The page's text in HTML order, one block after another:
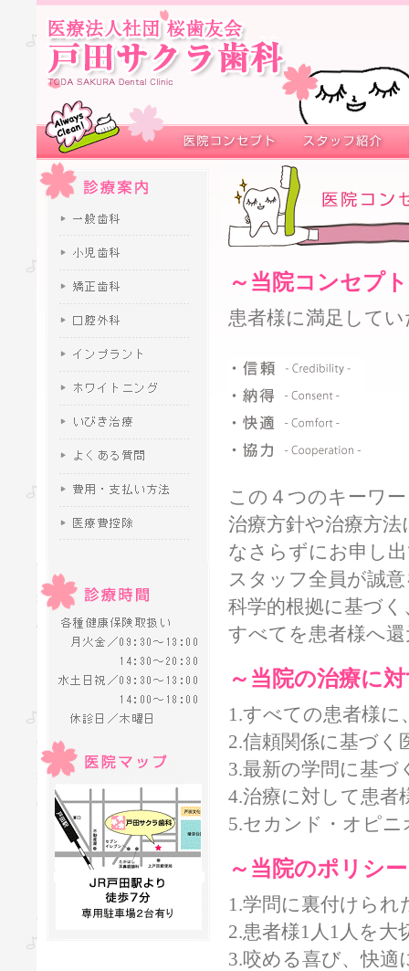
～当院コンセプ
患者様に満足して
この４つのキーワ
治療方針や治療方
なさらずにお申し
スタッフ全員が誠
科学的根拠に基づ
すべてを患者様へ
～当院の治療に
1.すべての患者様
2.信頼関係に基づく
3.最新の学問に基づ
4.治療に対して患者
5.セカンド・オピ
～当院のポリシ
1.学問に裏付けら
2.患者様1人1人を大
3.咬める喜び、快